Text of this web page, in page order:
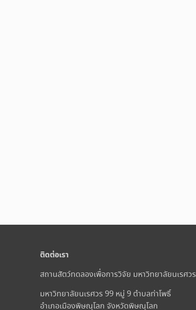
ติดต่อเรา
สถานสัตว์ทดลองเพื่อการวิจัย มหาวิทยาลัยนเรศวร
มหาวิทยาลัยนเรศวร 99 หมู่ 9 ตำบลท่าโพธิ์
อำเภอเมืองพิษณุโลก จังหวัดพิษณุโลก